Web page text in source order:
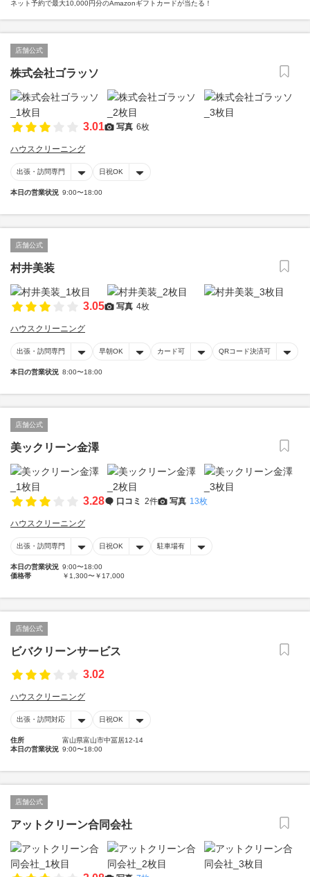
ネット予約で最大10,000円分のAmazonギフトカードが当たる！
店舗公式
株式会社ゴラッソ
3.01 写真 6枚
ハウスクリーニング
出張・訪問専門 日祝OK
本日の営業状況 9:00〜18:00
店舗公式
村井美装
3.05 写真 4枚
ハウスクリーニング
出張・訪問専門 早朝OK カード可 QRコード決済可
本日の営業状況 8:00〜18:00
店舗公式
美ックリーン金澤
3.28 口コミ 2件 写真 13枚
ハウスクリーニング
出張・訪問専門 日祝OK 駐車場有
本日の営業状況 9:00〜18:00
価格帯
￥1,300〜￥17,000
店舗公式
ビバクリーンサービス
3.02
ハウスクリーニング
出張・訪問対応 日祝OK
住所
富山県富山市中冨居12-14
本日の営業状況 9:00〜18:00
店舗公式
アットクリーン合同会社